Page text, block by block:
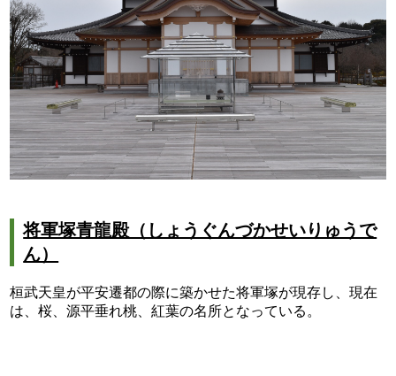
将軍塚青龍殿（しょうぐんづかせいりゅうで
ん）
桓武天皇が平安遷都の際に築かせた将軍塚が現存し、現在
は、桜、源平垂れ桃、紅葉の名所となっている。